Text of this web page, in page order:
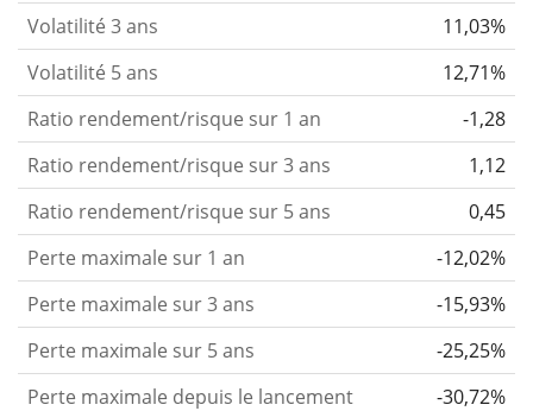
Volatilité 3 ans
11,03%
Volatilité 5 ans
12,71%
Ratio rendement/risque sur 1 an
-1,28
Ratio rendement/risque sur 3 ans
1,12
Ratio rendement/risque sur 5 ans
0,45
Perte maximale sur 1 an
-12,02%
Perte maximale sur 3 ans
-15,93%
Perte maximale sur 5 ans
-25,25%
Perte maximale depuis le lancement
-30,72%